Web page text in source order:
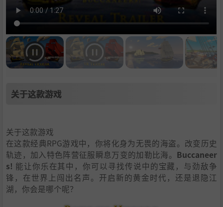
关于这款游戏
关于这款游戏
在这款经典RPG游戏中，你将化身为无畏的海盗。改变历史
轨迹，加入特色阵营征服瞬息万变的加勒比海。 Buccaneer
s! 能让你乐在其中，你可以寻找传说中的宝藏，与劲敌争
锋，在世界上闯出名声。开启新的黄金时代，还是退隐江
湖，你会是哪个呢？